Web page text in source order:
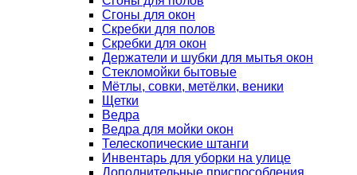
Сгоны для окон
Скребки для полов
Скребки для окон
Держатели и шубки для мытья окон
Стекломойки бытовые
Мётлы, совки, метёлки, веники
Щетки
Ведра
Ведра для мойки окон
Телескопические штанги
Инвентарь для уборки на улице
Дополнительные приспособления